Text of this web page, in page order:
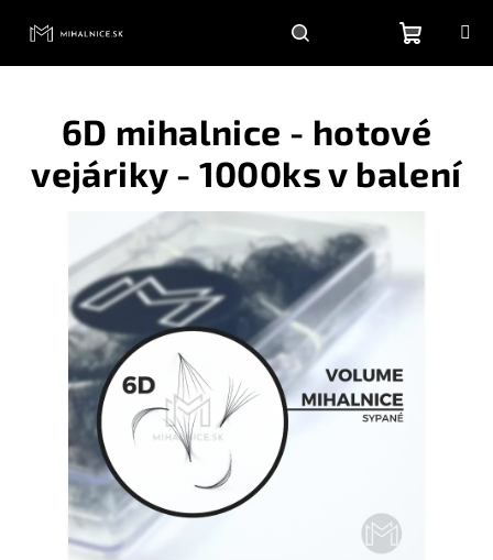
HľadaťPrihlásenie
košík
6D mihalnice - hotové
vejáriky - 1000ks v balení